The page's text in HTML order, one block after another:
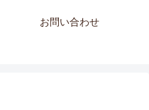
お問い合わせ